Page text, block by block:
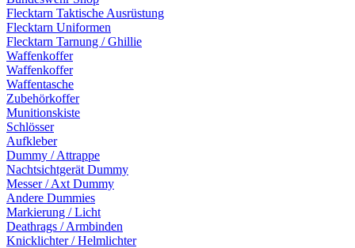
Flecktarn Taktische Ausrüstung
Flecktarn Uniformen
Flecktarn Tarnung / Ghillie
Waffenkoffer
Waffenkoffer
Waffentasche
Zubehörkoffer
Munitionskiste
Schlösser
Aufkleber
Dummy / Attrappe
Nachtsichtgerät Dummy
Messer / Axt Dummy
Andere Dummies
Markierung / Licht
Deathrags / Armbinden
Knicklichter / Helmlichter